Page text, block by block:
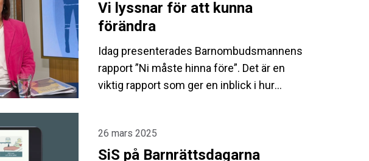
Vi lyssnar för att kunna
förändra
Idag presenterades Barnombudsmannens
rapport ”Ni måste hinna före”. Det är en
viktig rapport som ger en inblick i hur
26 mars 2025
SiS på Barnrättsdagarna